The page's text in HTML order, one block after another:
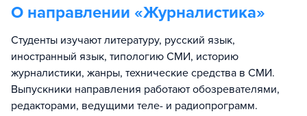
О направлении «Журналистика»
Студенты изучают литературу, русский язык,
иностранный язык, типологию СМИ, историю
журналистики, жанры, технические средства в СМИ.
Выпускники направления работают обозревателями,
редакторами, ведущими теле- и радиопрограмм.